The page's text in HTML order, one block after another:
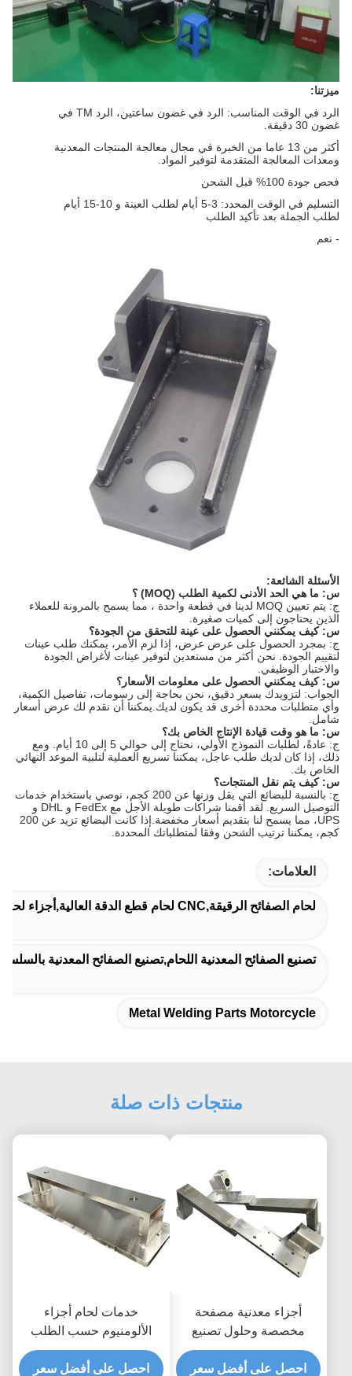
ميزتنا:
الرد في الوقت المناسب: الرد في غضون ساعتين، الرد TM في
غضون 30 دقيقة.
أكثر من 13 عاما من الخبرة في مجال معالجة المنتجات المعدنية
ومعدات المعالجة المتقدمة لتوفير المواد.
فحص جودة 100% قبل الشحن
التسليم في الوقت المحدد: 3-5 أيام لطلب العينة و 10-15 أيام
لطلب الجملة بعد تأكيد الطلب
- نعم
الأسئلة الشائعة:
س: ما هي الحد الأدنى لكمية الطلب (MOQ) ؟
ج: يتم تعيين MOQ لدينا في قطعة واحدة ، مما يسمح بالمرونة للعملاء
الذين يحتاجون إلى كميات صغيرة.
س: كيف يمكنني الحصول على عينة للتحقق من الجودة؟
ج: بمجرد الحصول على عرض عرض، إذا لزم الأمر، يمكنك طلب عينات
لتقييم الجودة. نحن أكثر من مستعدين لتوفير عينات لأغراض الجودة
والاختبار الوظيفي.
س: كيف يمكنني الحصول على معلومات الأسعار؟
الجواب: لتزويدك بسعر دقيق، نحن بحاجة إلى رسومات، تفاصيل الكمية،
وأي متطلبات محددة أخرى قد يكون لديك.يمكننا أن نقدم لك عرض أسعار
شامل.
س: ما هو وقت قيادة الإنتاج الخاص بك؟
ج: عادةً، لطلبات النموذج الأولي، نحتاج إلى حوالي 5 إلى 10 أيام. ومع
ذلك، إذا كان لديك طلب عاجل، يمكننا تسريع العملية لتلبية الموعد النهائي
الخاص بك.
س: كيف يتم نقل المنتجات؟
ج: بالنسبة للبضائع التي يقل وزنها عن 200 كجم، نوصي باستخدام خدمات
التوصيل السريع. لقد أقمنا شراكات طويلة الأجل مع FedEx و DHL و
UPS، مما يسمح لنا بتقديم أسعار مخفضة.إذا كانت البضائع تزيد عن 200
كجم، يمكننا ترتيب الشحن وفقا لمتطلباتك المحددة.
العلامات:
لحام الصفائح الرقيقة,CNC لحام قطع الدقة العالية,أجزاء لحام معدني دراجة نارية
تصنيع الصفائح المعدنية اللحام,تصنيع الصفائح المعدنية
Metal Welding Parts Motorcycle
منتجات ذات صلة
أجزاء معدنية مصفحة
مخصصة وحلول تصنيع
شظايا عنق الصلبة
احصل على أفضل سعر
خدمات لحام أجزاء
الألومنيوم حسب الطلب
وقطع لحام الألومنيوم
الدقيقة
احصل على أفضل سعر